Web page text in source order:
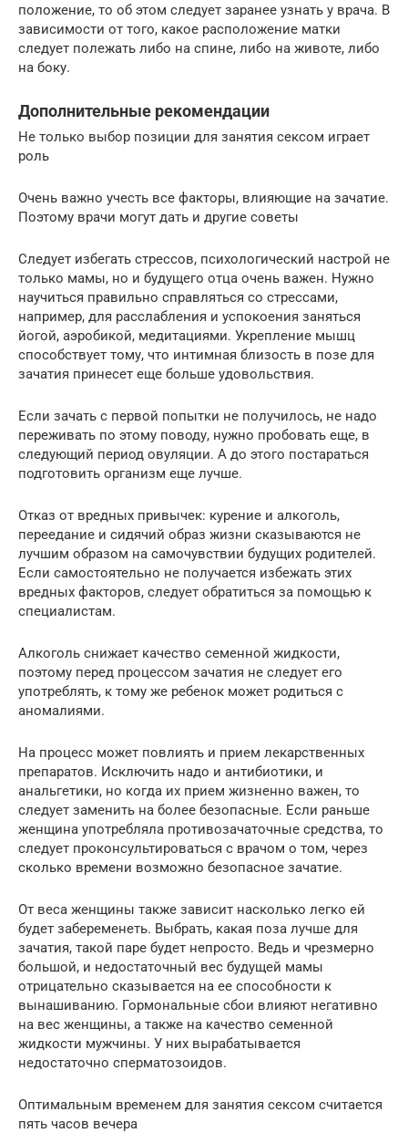
положение, то об этом следует заранее узнать у врача. В
зависимости от того, какое расположение матки
следует полежать либо на спине, либо на животе, либо
на боку.
Дополнительные рекомендации
Не только выбор позиции для занятия сексом играет
роль
Очень важно учесть все факторы, влияющие на зачатие.
Поэтому врачи могут дать и другие советы
Следует избегать стрессов, психологический настрой не
только мамы, но и будущего отца очень важен. Нужно
научиться правильно справляться со стрессами,
например, для расслабления и успокоения заняться
йогой, аэробикой, медитациями. Укрепление мышц
способствует тому, что интимная близость в позе для
зачатия принесет еще больше удовольствия.
Если зачать с первой попытки не получилось, не надо
переживать по этому поводу, нужно пробовать еще, в
следующий период овуляции. А до этого постараться
подготовить организм еще лучше.
Отказ от вредных привычек: курение и алкоголь,
переедание и сидячий образ жизни сказываются не
лучшим образом на самочувствии будущих родителей.
Если самостоятельно не получается избежать этих
вредных факторов, следует обратиться за помощью к
специалистам.
Алкоголь снижает качество семенной жидкости,
поэтому перед процессом зачатия не следует его
употреблять, к тому же ребенок может родиться с
аномалиями.
На процесс может повлиять и прием лекарственных
препаратов. Исключить надо и антибиотики, и
анальгетики, но когда их прием жизненно важен, то
следует заменить на более безопасные. Если раньше
женщина употребляла противозачаточные средства, то
следует проконсультироваться с врачом о том, через
сколько времени возможно безопасное зачатие.
От веса женщины также зависит насколько легко ей
будет забеременеть. Выбрать, какая поза лучше для
зачатия, такой паре будет непросто. Ведь и чрезмерно
большой, и недостаточный вес будущей мамы
отрицательно сказывается на ее способности к
вынашиванию. Гормональные сбои влияют негативно
на вес женщины, а также на качество семенной
жидкости мужчины. У них вырабатывается
недостаточно сперматозоидов.
Оптимальным временем для занятия сексом считается
пять часов вечера